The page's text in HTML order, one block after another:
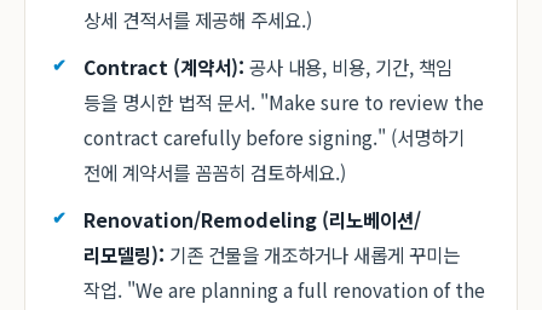
상세 견적서를 제공해 주세요.)
Contract (계약서): 공사 내용, 비용, 기간, 책임
등을 명시한 법적 문서. "Make sure to review the
contract carefully before signing." (서명하기
전에 계약서를 꼼꼼히 검토하세요.)
Renovation/Remodeling (리노베이션/
리모델링): 기존 건물을 개조하거나 새롭게 꾸미는
작업. "We are planning a full renovation of the